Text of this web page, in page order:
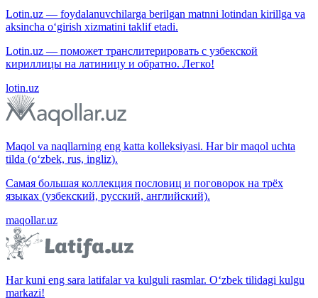
Lotin.uz — foydalanuvchilarga berilgan matnni lotindan kirillga va
aksincha o‘girish xizmatini taklif etadi.
Lotin.uz — поможет транслитерировать с узбекской
кириллицы на латиницу и обратно. Легко!
lotin.uz
Maqol va naqllarning eng katta kolleksiyasi. Har bir maqol uchta
tilda (o‘zbek, rus, ingliz).
Самая большая коллекция пословиц и поговорок на трёх
языках (узбекский, русский, английский).
maqollar.uz
Har kuni eng sara latifalar va kulguli rasmlar. O‘zbek tilidagi kulgu
markazi!